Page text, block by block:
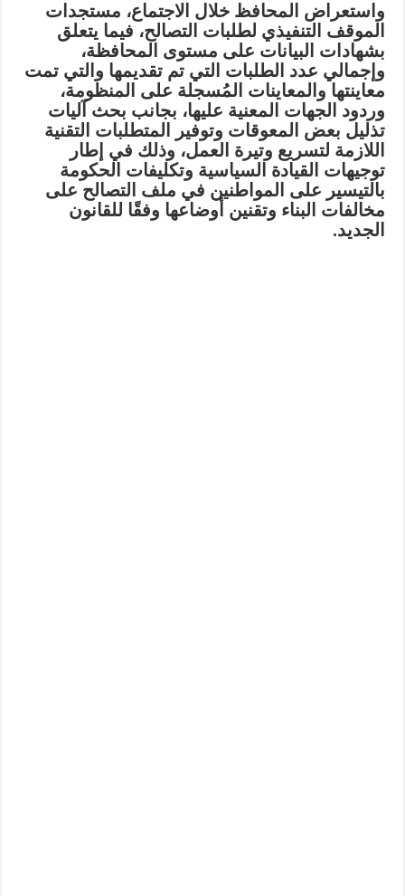
واستعراض المحافظ خلال الاجتماع، مستجدات
الموقف التنفيذي لطلبات التصالح، فيما يتعلق
بشهادات البيانات على مستوى المحافظة،
وإجمالي عدد الطلبات التي تم تقديمها والتي تمت
معاينتها والمعاينات المُسجلة على المنظومة،
وردود الجهات المعنية عليها، بجانب بحث آليات
تذليل بعض المعوقات وتوفير المتطلبات التقنية
اللازمة لتسريع وتيرة العمل، وذلك في إطار
توجيهات القيادة السياسية وتكليفات الحكومة
بالتيسير على المواطنين في ملف التصالح على
مخالفات البناء وتقنين أوضاعها وفقًا للقانون
الجديد.